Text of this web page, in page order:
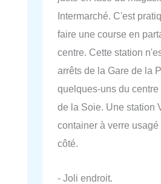
Intermarché. C'est
faire une course en
centre. Cette station
arrêts de la Gare de la
quelques-uns du centre
de la Soie. Une station
container à verre usagé
côté.
- Joli endroit.